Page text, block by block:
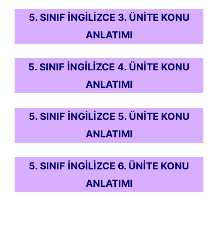
5. SINIF İNGİLİZCE 3. ÜNİTE KONU
ANLATIMI
5. SINIF İNGİLİZCE 4. ÜNİTE KONU
ANLATIMI
5. SINIF İNGİLİZCE 5. ÜNİTE KONU
ANLATIMI
5. SINIF İNGİLİZCE 6. ÜNİTE KONU
ANLATIMI